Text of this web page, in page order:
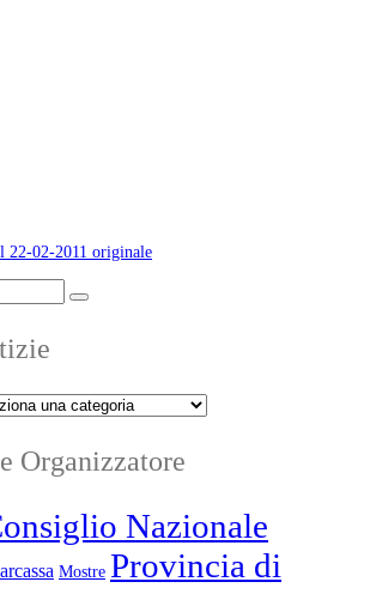
22-02-2011 originale
Organizzatore
Nazionale
Mostre Provincia di